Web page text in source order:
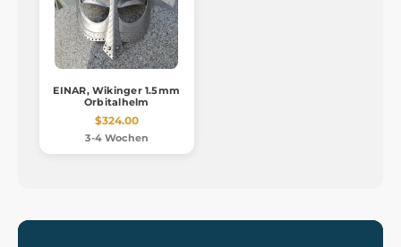
EINAR, Wikinger 1.5mm
Orbitalhelm
$324.00
3-4 Wochen